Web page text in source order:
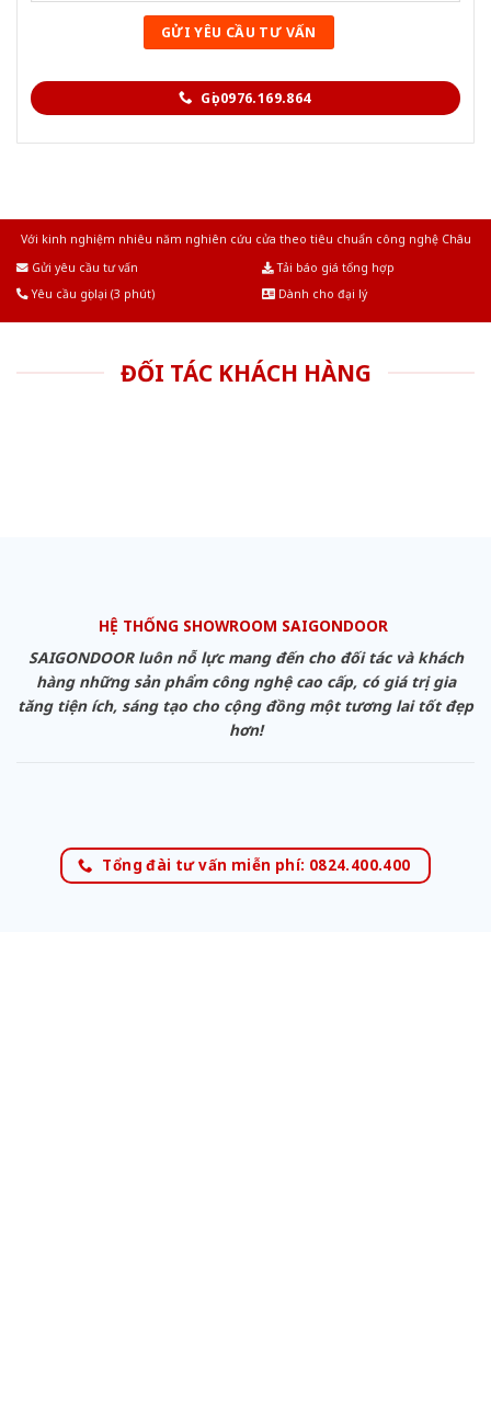
Gọi 0976.169.864
Với kinh nghiệm nhiêu năm nghiên cứu cửa theo tiêu chuẩn công nghệ Châu
Gửi yêu cầu tư vấn
Tải báo giá tổng hợp
Yêu cầu gọi lại (3 phút)
Dành cho đại lý
ĐỐI TÁC KHÁCH HÀNG
HỆ THỐNG SHOWROOM SAIGONDOOR
SAIGONDOOR luôn nỗ lực mang đến cho đối tác và khách
hàng những sản phẩm công nghệ cao cấp, có giá trị gia
tăng tiện ích, sáng tạo cho cộng đồng một tương lai tốt đẹp
hơn!
Tổng đài tư vấn miễn phí: 0824.400.400